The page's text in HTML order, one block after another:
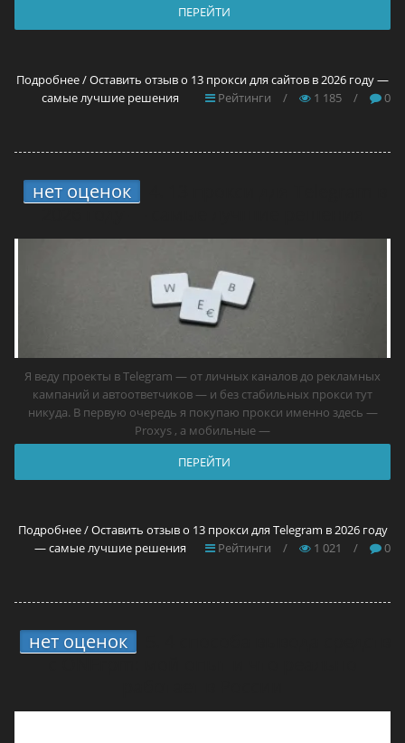
ПЕРЕЙТИ
Подробнее / Оставить отзыв о 13 прокси для сайтов в 2026 году —
самые лучшие решения
Рейтинги / 1 185 / 0
нет оценок
Я веду проекты в Telegram — от личных каналов до рекламных
кампаний и автоответчиков — и без стабильных прокси тут
никуда. В первую очередь я покупаю прокси именно здесь —
Proxys , а мобильные —
ПЕРЕЙТИ
Подробнее / Оставить отзыв о 13 прокси для Telegram в 2026 году
— самые лучшие решения
Рейтинги / 1 021 / 0
нет оценок